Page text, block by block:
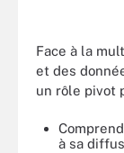
Face à la
et des
un rôle pivot
à sa